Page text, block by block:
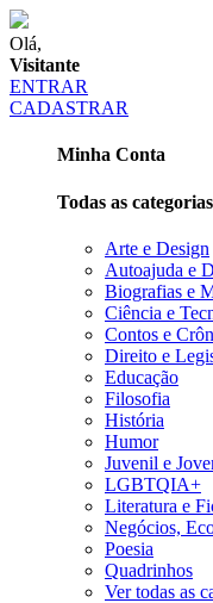
Olá,
Visitante
ENTRAR
CADASTRAR
Minha Conta
Todas as categorias
Arte e Design
Autoajuda e
Biografias e
Ciência e
Contos e
Direito e
Educação
Filosofia
História
Humor
Juvenil e
LGBTQIA+
Literatura e
Negócios,
Poesia
Quadrinhos
Ver todas as